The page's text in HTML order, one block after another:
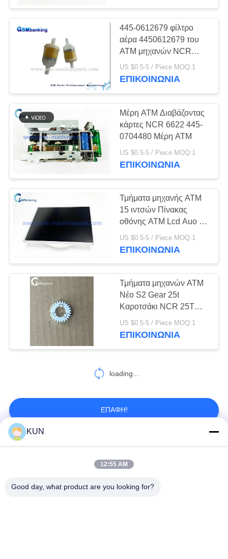
445-0612679 φίλτρο
αέρα 4450612679 του
ATM μηχανών NCR
μερών
US $0.5-5 / Piece MOQ:1
ΕΠΙΚΟΙΝΩΝΊΑ
Μέρη ΑΤΜ Διαβάζοντας
κάρτες NCR 6622 445-
0704480 Μέρη ΑΤΜ
US $0.5-5 / Piece MOQ:1
ΕΠΙΚΟΙΝΩΝΊΑ
Τμήματα μηχανής ΑΤΜ
15 ιντσών Πίνακας
οθόνης ΑΤΜ Lcd Auo 15
G150XG03
US $0.5-5 / Piece MOQ:1
ΕΠΙΚΟΙΝΩΝΊΑ
Τμήματα μηχανών ATM
Νέο S2 Gear 25t
Καροτσάκι NCR 25T
Gear ATM εξαρτήματα
υλικού
US $0.5-5 / Piece MOQ:1
ΕΠΙΚΟΙΝΩΝΊΑ
loading...
ΕΠΑΦΉ!
Λαϊκή κατηγορία
μέρη μηχανών του
Μέρη NCR ATM
KUN
12:55 AM
Good day, what product are you looking for?